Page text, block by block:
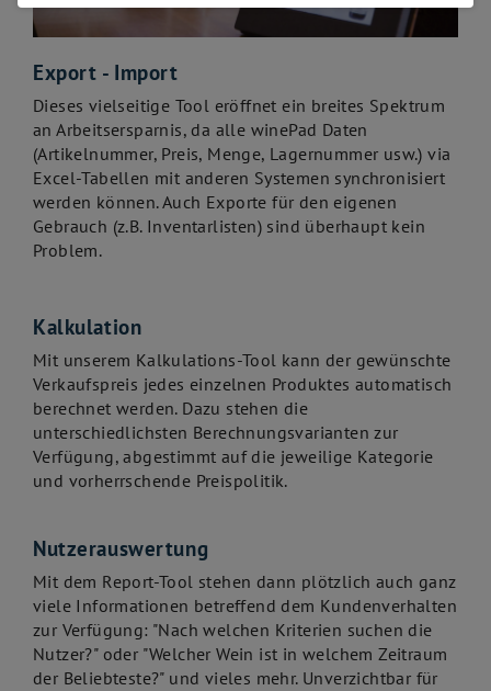
Export - Import
Dieses vielseitige Tool eröffnet ein breites Spektrum
an Arbeitsersparnis, da alle winePad Daten
(Artikelnummer, Preis, Menge, Lagernummer usw.) via
Excel-Tabellen mit anderen Systemen synchronisiert
werden können. Auch Exporte für den eigenen
Gebrauch (z.B. Inventarlisten) sind überhaupt kein
Problem.
Kalkulation
Mit unserem Kalkulations-Tool kann der gewünschte
Verkaufspreis jedes einzelnen Produktes automatisch
berechnet werden. Dazu stehen die
unterschiedlichsten Berechnungsvarianten zur
Verfügung, abgestimmt auf die jeweilige Kategorie
und vorherrschende Preispolitik.
Nutzerauswertung
Mit dem Report-Tool stehen dann plötzlich auch ganz
viele Informationen betreffend dem Kundenverhalten
zur Verfügung: "Nach welchen Kriterien suchen die
Nutzer?" oder "Welcher Wein ist in welchem Zeitraum
der Beliebteste?" und vieles mehr. Unverzichtbar für